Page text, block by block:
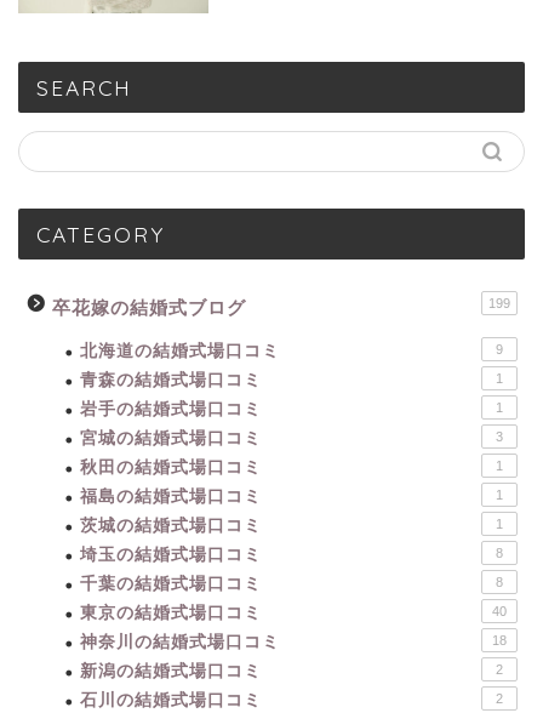
SEARCH
CATEGORY
卒花嫁の結婚式ブログ 199
北海道の結婚式場口コミ 9
青森の結婚式場口コミ 1
岩手の結婚式場口コミ 1
宮城の結婚式場口コミ 3
秋田の結婚式場口コミ 1
福島の結婚式場口コミ 1
茨城の結婚式場口コミ 1
埼玉の結婚式場口コミ 8
千葉の結婚式場口コミ 8
東京の結婚式場口コミ 40
神奈川の結婚式場口コミ 18
新潟の結婚式場口コミ 2
石川の結婚式場口コミ 2